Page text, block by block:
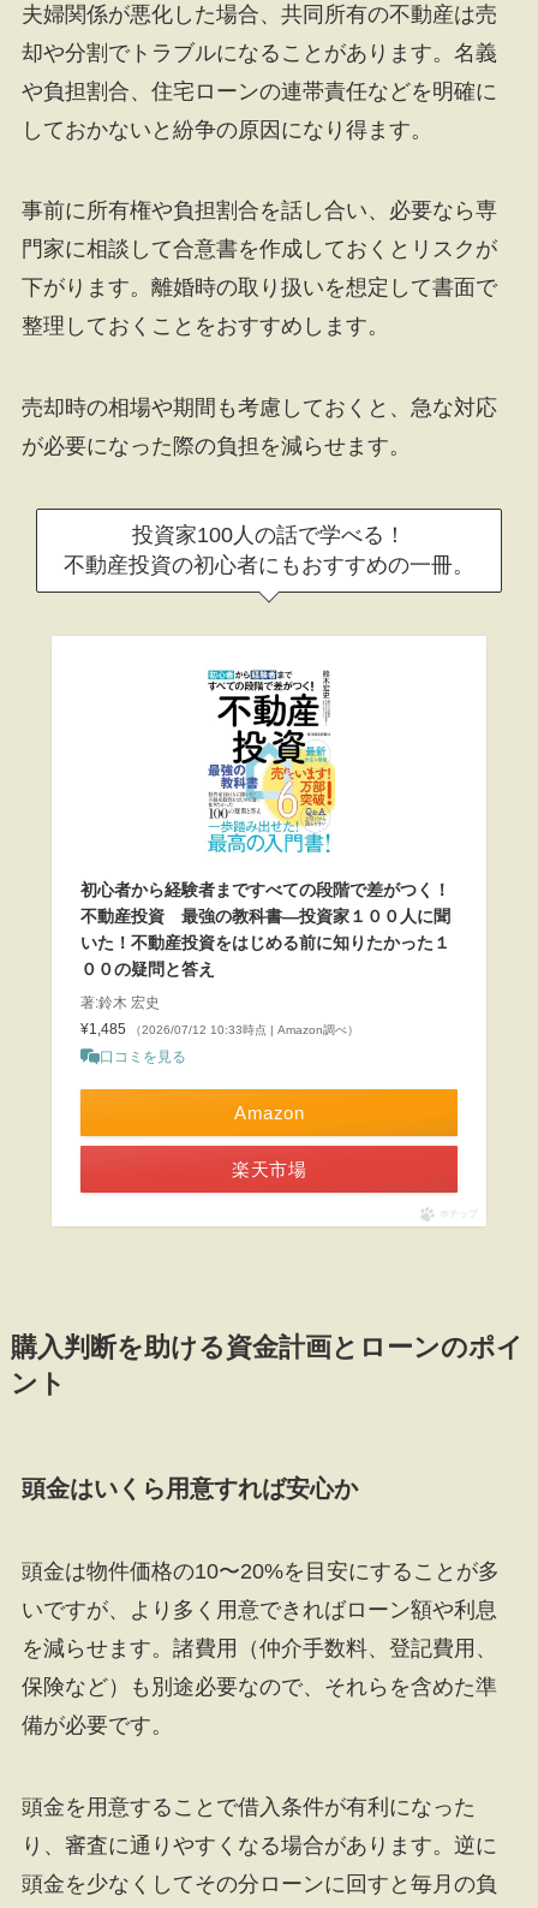
夫婦関係が悪化した場合、共同所有の不動産は売
却や分割でトラブルになることがあります。名義
や負担割合、住宅ローンの連帯責任などを明確に
しておかないと紛争の原因になり得ます。
事前に所有権や負担割合を話し合い、必要なら専
門家に相談して合意書を作成しておくとリスクが
下がります。離婚時の取り扱いを想定して書面で
整理しておくことをおすすめします。
売却時の相場や期間も考慮しておくと、急な対応
が必要になった際の負担を減らせます。
投資家100人の話で学べる！
不動産投資の初心者にもおすすめの一冊。
初心者から経験者まですべての段階で差がつく！
不動産投資 最強の教科書―投資家１００人に聞
いた！不動産投資をはじめる前に知りたかった１
００の疑問と答え
著:鈴木 宏史
¥1,485
（2026/07/12 10:33時点 | Amazon調べ）
口コミを見る
Amazon
楽天市場
ポチップ
購入判断を助ける資金計画とローンのポイ
ント
頭金はいくら用意すれば安心か
頭金は物件価格の10〜20%を目安にすることが多
いですが、より多く用意できればローン額や利息
を減らせます。諸費用（仲介手数料、登記費用、
保険など）も別途必要なので、それらを含めた準
備が必要です。
頭金を用意することで借入条件が有利になった
り、審査に通りやすくなる場合があります。逆に
頭金を少なくしてその分ローンに回すと毎月の負